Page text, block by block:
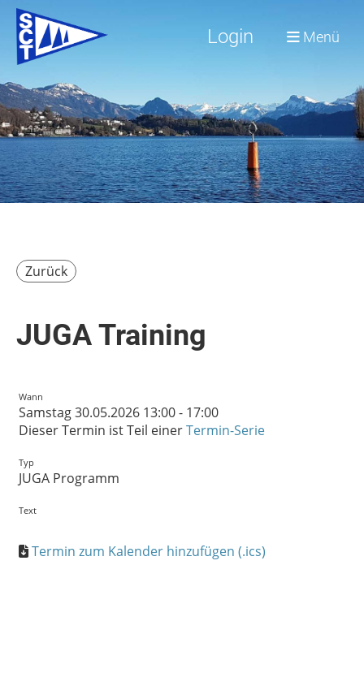
Login Menü
Zurück
JUGA Training
Wann
Samstag 30.05.2026 13:00 - 17:00
Dieser Termin ist Teil einerTermin-Serie
Typ
JUGA Programm
Text
Termin zum Kalender hinzufügen (.ics)